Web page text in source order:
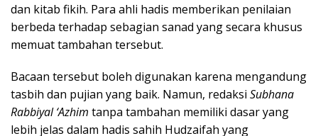
dan kitab fikih. Para ahli hadis memberikan penilaian
berbeda terhadap sebagian sanad yang secara khusus
memuat tambahan tersebut.
Bacaan tersebut boleh digunakan karena mengandung
tasbih dan pujian yang baik. Namun, redaksi Subhana
Rabbiyal ‘Azhim tanpa tambahan memiliki dasar yang
lebih jelas dalam hadis sahih Hudzaifah yang